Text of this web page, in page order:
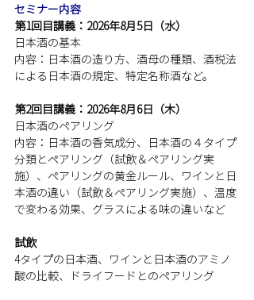
セミナー内容
第1回目講義：2026年8月5日（水）
日本酒の基本
内容：日本酒の造り方、酒母の種類、酒税法
による日本酒の規定、特定名称酒など。
第2回目講義：2026年8月6日（木）
日本酒のペアリング
内容：日本酒の香気成分、日本酒の４タイプ
分類とペアリング（試飲＆ペアリング実
施）、ペアリングの黄金ルール、ワインと日
本酒の違い（試飲＆ペアリング実施）、温度
で変わる効果、グラスによる味の違いなど
試飲
4タイプの日本酒、ワインと日本酒のアミノ
酸の比較、ドライフードとのペアリング